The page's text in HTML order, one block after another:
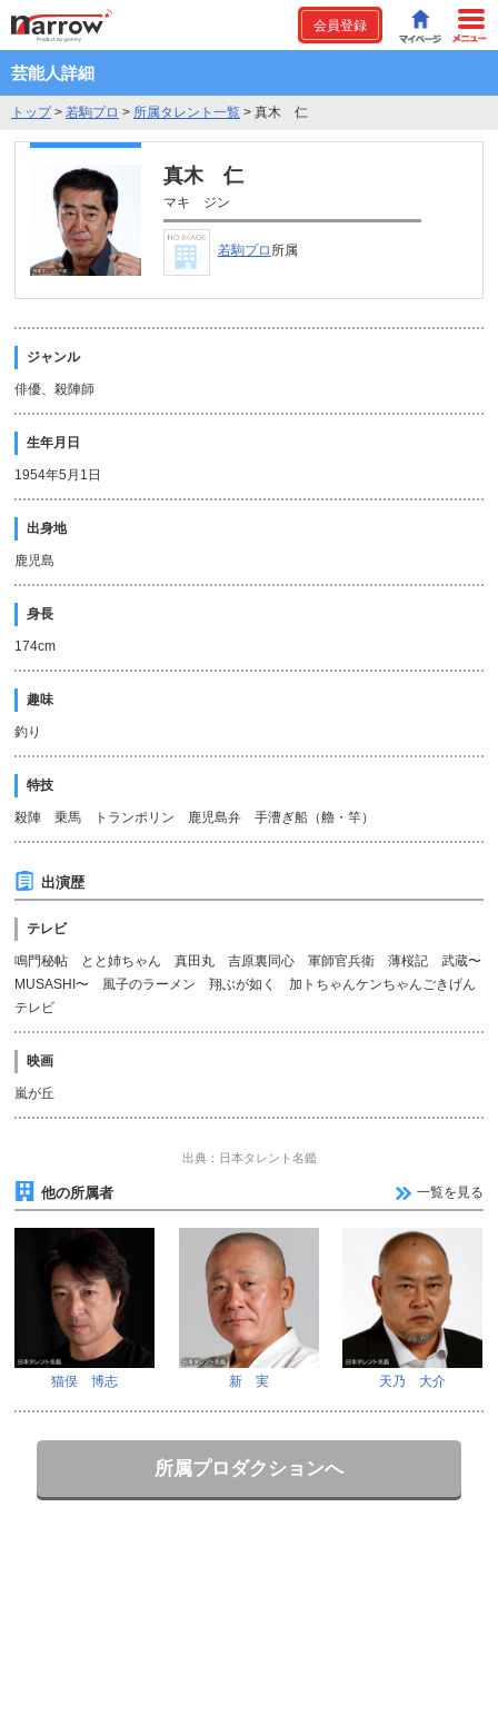
会員登録
芸能人詳細
トップ> 若駒プロ > 所属タレント一覧 > 真木 仁
真木 仁
マキ ジン
若駒プロ 所属
ジャンル
俳優、殺陣師
生年月日
1954年5月1日
出身地
鹿児島
身長
174cm
趣味
釣り
特技
殺陣 乗馬 トランポリン 鹿児島弁 手漕ぎ船（艪・竿）
出演歴
テレビ
鳴門秘帖 とと姉ちゃん 真田丸 吉原裏同心 軍師官兵衛 薄桜記 武蔵〜
MUSASHI〜 風子のラーメン 翔ぶが如く 加トちゃんケンちゃんごきげん
テレビ
映画
嵐が丘
出典：日本タレント名鑑
他の所属者 一覧を見る
猫俣 博志 新 実 天乃 大介
所属プロダクションへ